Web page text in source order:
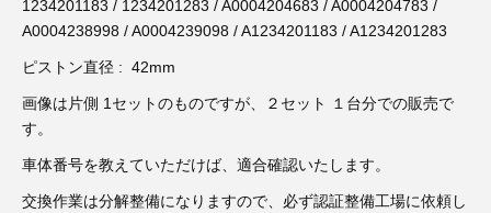
1234201183 / 1234201283 / A0004204683 / A0004204783 /
A0004238998 / A0004239098 / A1234201183 / A1234201283
ピストン直径 : 42mm
画像は片側 1セットのものですが、２セット １台分での販売で
す。
車体番号を教えていただけば、適合確認いたします。
交換作業は分解整備になりますので、必ず認証整備工場に依頼し